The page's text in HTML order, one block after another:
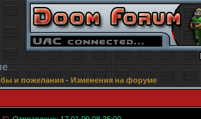
и пожелания - Изменения на форуме